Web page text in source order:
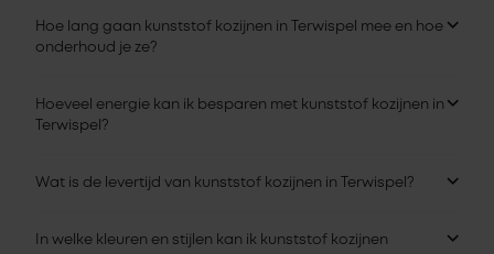
Hoe lang gaan kunststof kozijnen in Terwispel mee en hoe
onderhoud je ze?
Hoeveel energie kan ik besparen met kunststof kozijnen in
Terwispel?
Wat is de levertijd van kunststof kozijnen in Terwispel?
In welke kleuren en stijlen kan ik kunststof kozijnen